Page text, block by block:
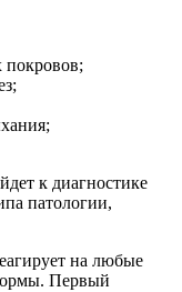
покровов;
к диагностике
патологии,
на любые
Первый